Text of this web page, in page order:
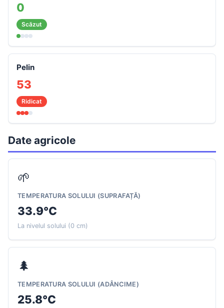
0
Scăzut
Pelin
53
Ridicat
Date agricole
🌱
TEMPERATURA SOLULUI (SUPRAFAȚĂ)
33.9°C
La nivelul solului (0 cm)
🌲
TEMPERATURA SOLULUI (ADÂNCIME)
25.8°C